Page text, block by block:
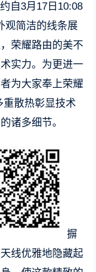
自3月17日10:08
观简洁的线条展
荣耀路由的美不
实力。为更进一
为大家奉上荣耀
重散热彰显技术
诸多细节。
摒
线优雅地隐藏起